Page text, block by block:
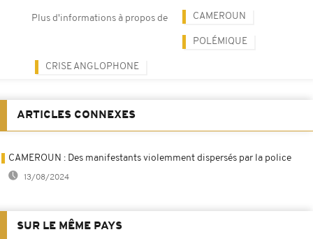
Plus d'informations à propos de CAMEROUN
POLÉMIQUE
CRISE ANGLOPHONE
ARTICLES CONNEXES
CAMEROUN : Des manifestants violemment dispersés par la police
13/08/2024
SUR LE MÊME PAYS